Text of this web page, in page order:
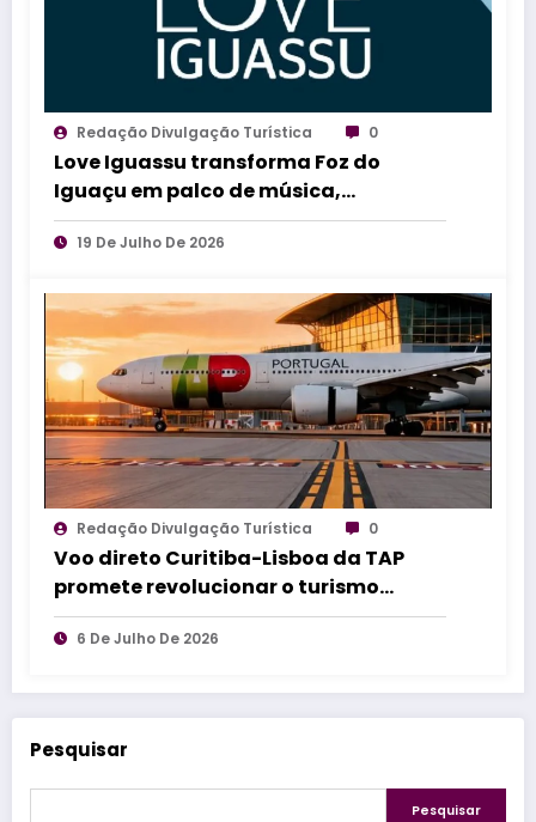
Redação Divulgação Turística 0
Love Iguassu transforma Foz do
Iguaçu em palco de música,
diversidade, magia e experiências
inesquecíveis
19 De Julho De 2026
Redação Divulgação Turística 0
Voo direto Curitiba-Lisboa da TAP
promete revolucionar o turismo
paranaense e impulsionar negócios
internacionais
6 De Julho De 2026
Pesquisar
Pesquisar